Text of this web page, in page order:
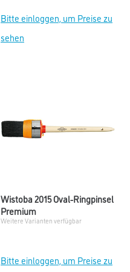
Bitte einloggen, um Preise zu
sehen
Wistoba 2015 Oval-Ringpinsel
Premium
Weitere Varianten verfügbar
Bitte einloggen, um Preise zu